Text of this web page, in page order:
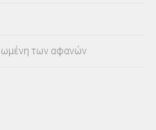
των αφανών